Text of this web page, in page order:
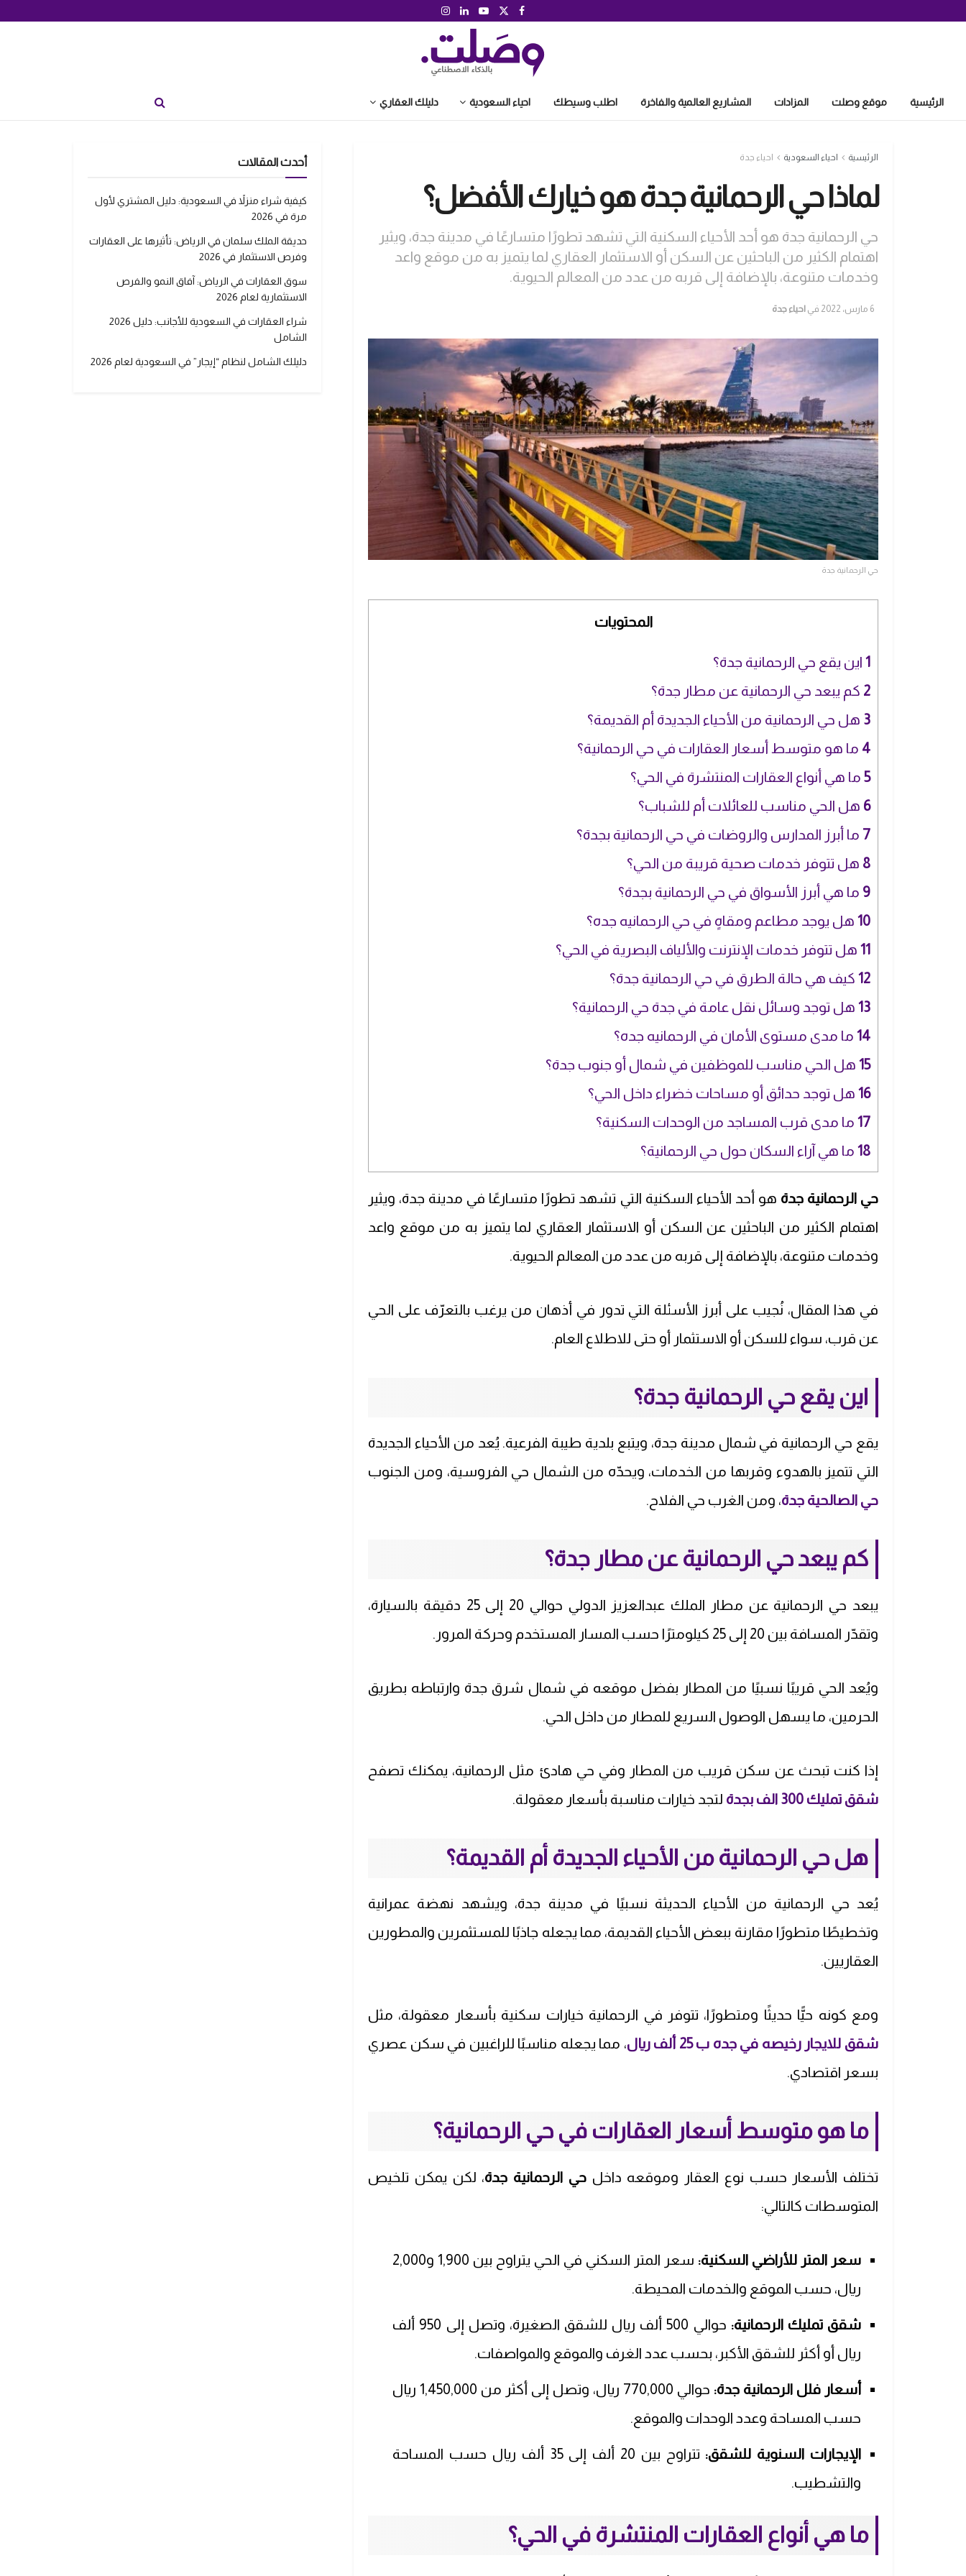
الرئيسية موقع وصلت المزادات المشاريع العالمية والفاخرة اطلب وسيطك احياء السعودية دليلك العقاري
الرئيسية احياء السعودية احياء جدة
لماذا حي الرحمانية جدة هو خيارك الأفضل؟
حي الرحمانية جدة هو أحد الأحياء السكنية التي تشهد تطورًا متسارعًا في مدينة جدة، ويثير
اهتمام الكثير من الباحثين عن السكن أو الاستثمار العقاري لما يتميز به من موقع واعد
وخدمات متنوعة، بالإضافة إلى قربه من عدد من المعالم الحيوية.
6 مارس، 2022 في احياء جدة
حي الرحمانية جدة
المحتويات
1 اين يقع حي الرحمانية جدة؟
2 كم يبعد حي الرحمانية عن مطار جدة؟
3 هل حي الرحمانية من الأحياء الجديدة أم القديمة؟
4 ما هو متوسط أسعار العقارات في حي الرحمانية؟
5 ما هي أنواع العقارات المنتشرة في الحي؟
6 هل الحي مناسب للعائلات أم للشباب؟
7 ما أبرز المدارس والروضات في حي الرحمانية بجدة؟
8 هل تتوفر خدمات صحية قريبة من الحي؟
9 ما هي أبرز الأسواق في حي الرحمانية بجدة؟
10 هل يوجد مطاعم ومقاهٍ في حي الرحمانيه جده؟
11 هل تتوفر خدمات الإنترنت والألياف البصرية في الحي؟
12 كيف هي حالة الطرق في حي الرحمانية جدة؟
13 هل توجد وسائل نقل عامة في جدة حي الرحمانية؟
14 ما مدى مستوى الأمان في الرحمانيه جده؟
15 هل الحي مناسب للموظفين في شمال أو جنوب جدة؟
16 هل توجد حدائق أو مساحات خضراء داخل الحي؟
17 ما مدى قرب المساجد من الوحدات السكنية؟
18 ما هي آراء السكان حول حي الرحمانية؟
حي الرحمانية جدة هو أحد الأحياء السكنية التي تشهد تطورًا متسارعًا في مدينة جدة، ويثير
اهتمام الكثير من الباحثين عن السكن أو الاستثمار العقاري لما يتميز به من موقع واعد
وخدمات متنوعة، بالإضافة إلى قربه من عدد من المعالم الحيوية.
في هذا المقال، نُجيب على أبرز الأسئلة التي تدور في أذهان من يرغب بالتعرّف على الحي
عن قرب، سواء للسكن أو الاستثمار أو حتى للاطلاع العام.
اين يقع حي الرحمانية جدة؟
يقع حي الرحمانية في شمال مدينة جدة، ويتبع بلدية طيبة الفرعية. يُعد من الأحياء الجديدة
التي تتميز بالهدوء وقربها من الخدمات، ويحدّه من الشمال حي الفروسية، ومن الجنوب
حي الصالحية جدة، ومن الغرب حي الفلاح.
كم يبعد حي الرحمانية عن مطار جدة؟
يبعد حي الرحمانية عن مطار الملك عبدالعزيز الدولي حوالي 20 إلى 25 دقيقة بالسيارة،
وتقدّر المسافة بين 20 إلى 25 كيلومترًا حسب المسار المستخدم وحركة المرور.
ويُعد الحي قريبًا نسبيًا من المطار بفضل موقعه في شمال شرق جدة وارتباطه بطريق
الحرمين، ما يسهل الوصول السريع للمطار من داخل الحي.
إذا كنت تبحث عن سكن قريب من المطار وفي حي هادئ مثل الرحمانية، يمكنك تصفح
شقق تمليك 300 الف بجدة
لتجد خيارات مناسبة بأسعار معقولة.
هل حي الرحمانية من الأحياء الجديدة أم القديمة؟
يُعد حي الرحمانية من الأحياء الحديثة نسبيًا في مدينة جدة، ويشهد نهضة عمرانية
وتخطيطًا متطورًا مقارنة ببعض الأحياء القديمة، مما يجعله جاذبًا للمستثمرين والمطورين
العقاريين.
ومع كونه حيًّا حديثًا ومتطورًا، تتوفر في الرحمانية خيارات سكنية بأسعار معقولة، مثل
شقق للايجار رخيصه في جده ب 25 ألف ريال
، مما يجعله مناسبًا للراغبين في سكن عصري
بسعر اقتصادي.
ما هو متوسط أسعار العقارات في حي الرحمانية؟
تختلف الأسعار حسب نوع العقار وموقعه داخلحي الرحمانية جدة، لكن يمكن تلخيص
المتوسطات كالتالي:
سعر المتر للأراضي السكنية:
سعر المتر السكني في الحي يتراوح بين 1,900 و2,000
ريال، حسب الموقع والخدمات المحيطة.
شقق تمليك الرحمانية:
حوالي 500 ألف ريال للشقق الصغيرة، وتصل إلى 950 ألف
ريال أو أكثر للشقق الأكبر، بحسب عدد الغرف والموقع والمواصفات.
أسعار فلل الرحمانية جدة:
حوالي 770,000 ريال، وتصل إلى أكثر من 1,450,000 ريال
حسب المساحة وعدد الوحدات والموقع.
الإيجارات السنوية للشقق:
تتراوح بين 20 ألف إلى 35 ألف ريال حسب المساحة
والتشطيب.
ما هي أنواع العقارات المنتشرة في الحي؟
أحدث المقالات
كيفية شراء منزلاً في السعودية: دليل المشتري لأول
مرة في 2026
حديقة الملك سلمان في الرياض: تأثيرها على العقارات
وفرص الاستثمار في 2026
سوق العقارات في الرياض: آفاق النمو والفرص
الاستثمارية لعام 2026
شراء العقارات في السعودية للأجانب: دليل 2026
الشامل
دليلك الشامل لنظام “إيجار” في السعودية لعام 2026